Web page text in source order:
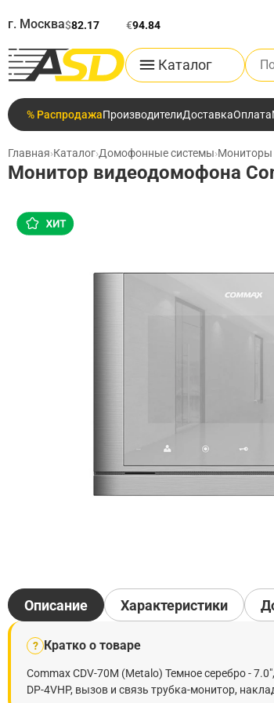
г. Москва$82.17 €94.84
Каталог
% РаспродажаПроизводителиДоставкаОплата
Главная›Каталог›Домофонные системы›Мониторы
Монитор видеодомофона
Описание
? Кратко о товаре
Commax CDV-70M (Metalo) Темное серебро -
DP-4VHP, вызов и связь трубка-монитор,
Характеристики